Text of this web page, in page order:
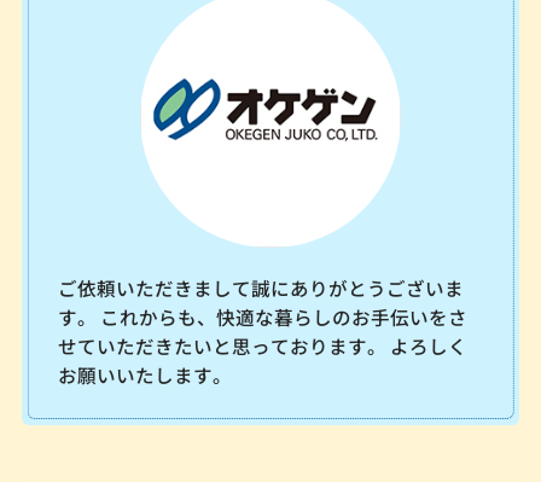
ご依頼いただきまして誠にありがとうございま
す。 これからも、快適な暮らしのお手伝いをさ
せていただきたいと思っております。 よろしく
お願いいたします。